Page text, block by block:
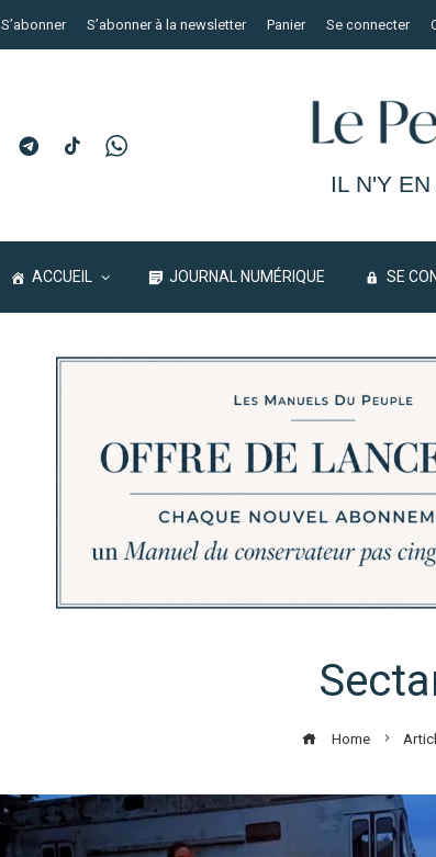
S’abonner S’abonner à la newsletter Panier Se connecter
IL N'Y
ACCUEIL JOURNAL NUMÉRIQUE SE
Home